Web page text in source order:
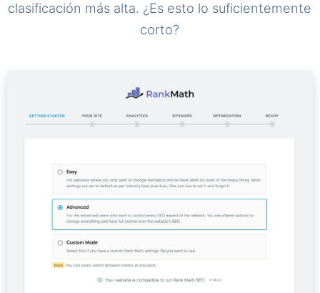
clasificación más alta. ¿Es esto lo suficientemente
corto?